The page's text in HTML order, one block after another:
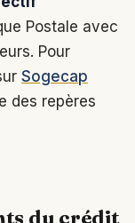
Postale avec
Pour
Sogecap
des repères